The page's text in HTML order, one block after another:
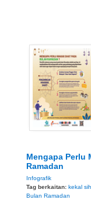
Mengapa Perlu
Ramadan
Infografik
Tag berkaitan: kekal
Bulan Ramadan